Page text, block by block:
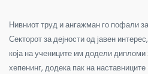
Нивниот труд и ангажман го пофали
Секторот за дејности од јавен
која на учениците им додели дипломи
хепенинг, додека пак на